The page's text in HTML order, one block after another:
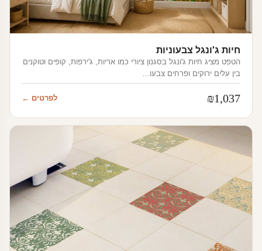
חיות ג'ונגל צבעוניות
הטפט מציג חיות ג'ונגל בסגנון ציורי כמו אריות, ג'ירפות, קופים וטוקנים
בין עלים ירוקים ופרחים צבעו…
₪1,037 לפרטים ←